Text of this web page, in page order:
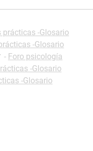
prácticas -Glosario
-Glosario
- Foro psicología
-Glosario
-Glosario